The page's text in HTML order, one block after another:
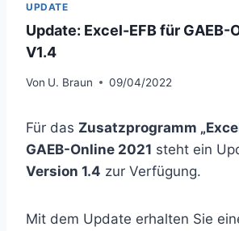
UPDATE
Update: Excel-EFB für GAEB-
V1.4
Von U. Braun 09/04/2022
Für das Zusatzprogramm
GAEB-Online 2021 steht ein
Version 1.4 zur Verfügung.
Mit dem Update erhalten Sie